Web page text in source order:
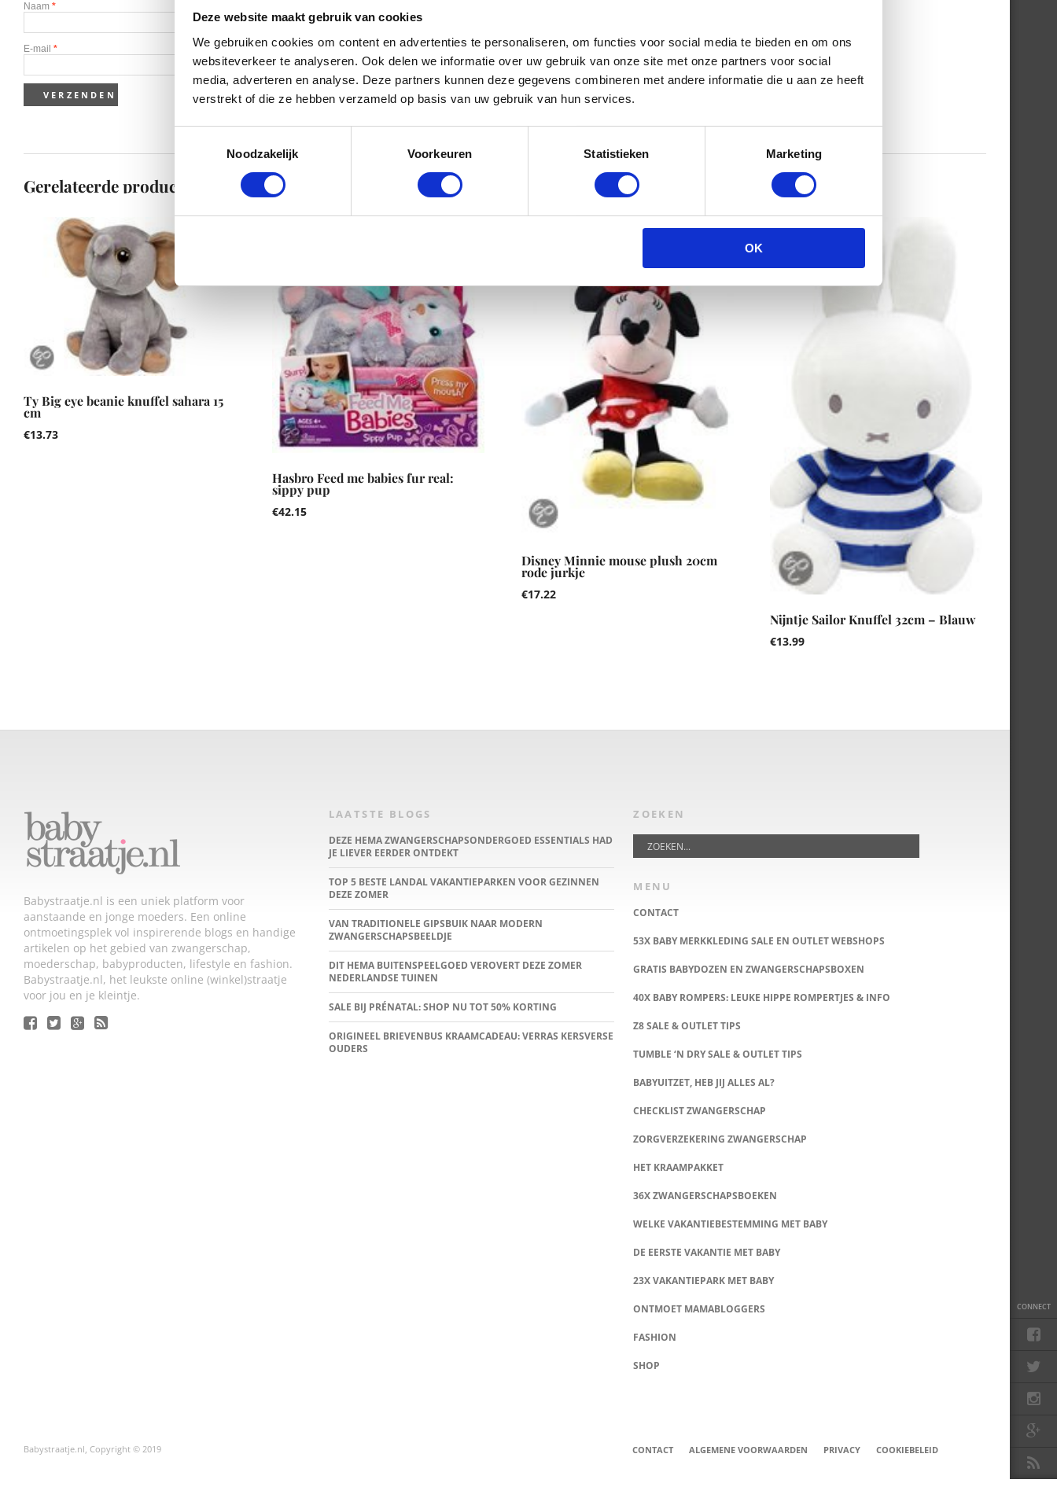
Deze website maakt gebruik van cookies
We gebruiken cookies om content en advertenties te personaliseren, om functies voor social media te bieden en om ons
websiteverkeer te analyseren. Ook delen we informatie over uw gebruik van onze site met onze partners voor social
media, adverteren en analyse. Deze partners kunnen deze gegevens combineren met andere informatie die u aan ze heeft
verstrekt of die ze hebben verzameld op basis van uw gebruik van hun services.
Noodzakelijk
Voorkeuren Statistieken Marketing
OK
CONNECT
Naam *
E-mail *
Gerelateerde producten
Ty Big eye beanie knuffel sahara 15
cm
€13.73
Hasbro Feed me babies fur real:
sippy pup
€42.15
Disney Minnie mouse plush 20cm
rode jurkje
€17.22
Nijntje Sailor Knuffel 32cm – Blauw
€13.99
Babystraatje.nl is een uniek platform voor
aanstaande en jonge moeders. Een online
ontmoetingsplek vol inspirerende blogs en handige
artikelen op het gebied van zwangerschap,
moederschap, babyproducten, lifestyle en fashion.
Babystraatje.nl, het leukste online (winkel)straatje
voor jou en je kleintje.
LAATSTE BLOGS
DEZE HEMA ZWANGERSCHAPSONDERGOED ESSENTIALS HAD
JE LIEVER EERDER ONTDEKT
TOP 5 BESTE LANDAL VAKANTIEPARKEN VOOR GEZINNEN
DEZE ZOMER
VAN TRADITIONELE GIPSBUIK NAAR MODERN
ZWANGERSCHAPSBEELDJE
DIT HEMA BUITENSPEELGOED VEROVERT DEZE ZOMER
NEDERLANDSE TUINEN
SALE BIJ PRÉNATAL: SHOP NU TOT 50% KORTING
ORIGINEEL BRIEVENBUS KRAAMCADEAU: VERRAS KERSVERSE
OUDERS
ZOEKEN
MENU
CONTACT
53X BABY MERKKLEDING SALE EN OUTLET WEBSHOPS
GRATIS BABYDOZEN EN ZWANGERSCHAPSBOXEN
40X BABY ROMPERS: LEUKE HIPPE ROMPERTJES & INFO
Z8 SALE & OUTLET TIPS
TUMBLE ‘N DRY SALE & OUTLET TIPS
BABYUITZET, HEB JIJ ALLES AL?
CHECKLIST ZWANGERSCHAP
ZORGVERZEKERING ZWANGERSCHAP
HET KRAAMPAKKET
36X ZWANGERSCHAPSBOEKEN
WELKE VAKANTIEBESTEMMING MET BABY
DE EERSTE VAKANTIE MET BABY
23X VAKANTIEPARK MET BABY
ONTMOET MAMABLOGGERS
FASHION
SHOP
CONTACT ALGEMENE VOORWAARDEN PRIVACY COOKIEBELEID
Babystraatje.nl, Copyright © 2019